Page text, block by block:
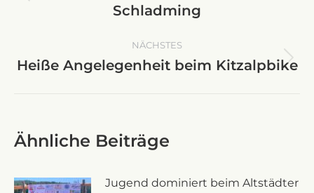
Beitrag:
Schladming
NÄCHSTES
Nächster
Heiße Angelegenheit beim Kitzalpbike
Ähnliche Beiträge
Jugend dominiert beim Altstädter